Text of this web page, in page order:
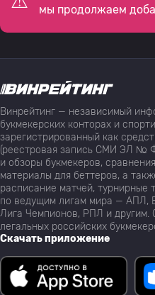
мы продолжаем
Винрейтинг — независимый
букмекерских конторах и
зарегистрированный как
(реестровая запись СМИ ЭЛ №
и обзоры букмекеров,
материалы для беттеров, а
расписание матчей, турнирные
по ведущим лигам мира — АПЛ,
Лига Чемпионов, РПЛ и другим.
легальных российских
Скачать приложение